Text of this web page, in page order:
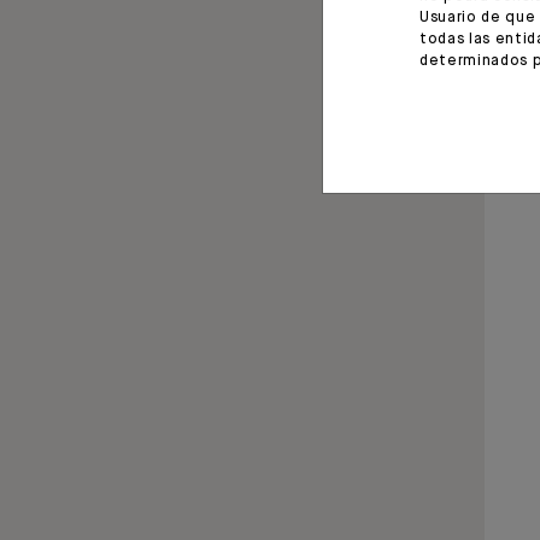
Usuario de
todas las
determinados